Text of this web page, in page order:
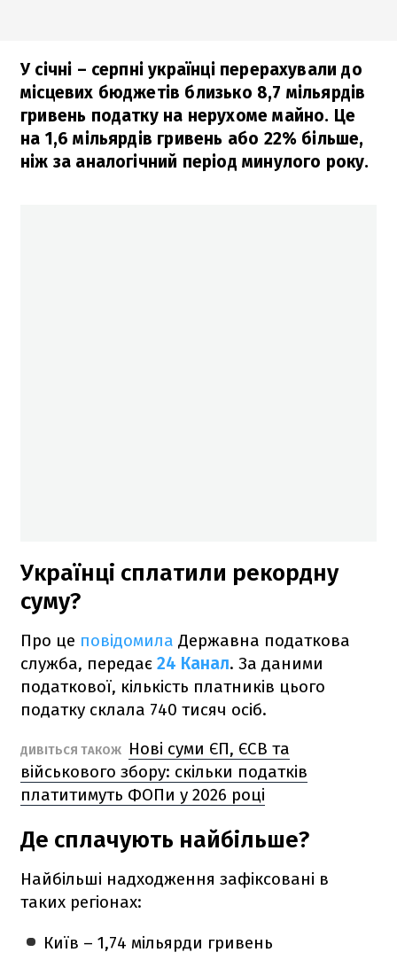
У січні – серпні українці перерахували до
місцевих бюджетів близько 8,7 мільярдів
гривень податку на нерухоме майно. Це
на 1,6 мільярдів гривень або 22% більше,
ніж за аналогічний період минулого року.
Українці сплатили рекордну
суму?
Про це повідомила Державна податкова
служба, передає 24 Канал. За даними
податкової, кількість платників цього
податку склала 740 тисяч осіб.
ДИВІТЬСЯ ТАКОЖ
Нові суми ЄП, ЄСВ та
військового збору: скільки податків
платитимуть ФОПи у 2026 році
Де сплачують найбільше?
Найбільші надходження зафіксовані в
таких регіонах:
Київ – 1,74 мільярди гривень